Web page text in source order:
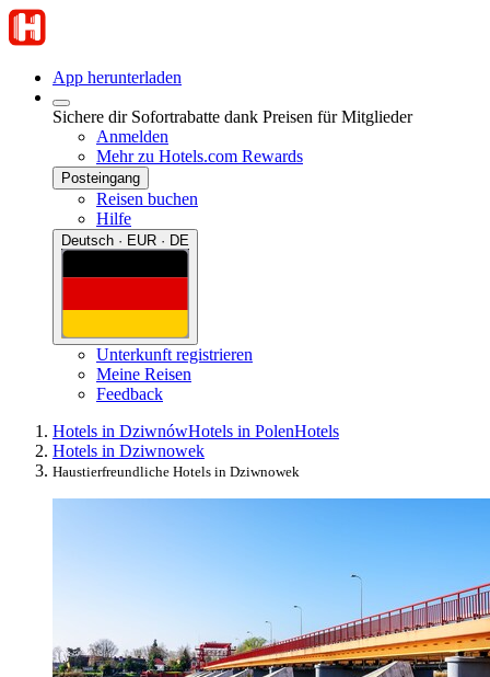
App herunterladen
Sichere dir Sofortrabatte dank Preisen für Mitglieder
Anmelden
Mehr zu Hotels.com Rewards
Posteingang
Reisen buchen
Hilfe
Deutsch · EUR · DE
Unterkunft registrieren
Meine Reisen
Feedback
Hotels in DziwnówHotels in PolenHotels
Hotels in Dziwnowek
Haustierfreundliche Hotels in Dziwnowek